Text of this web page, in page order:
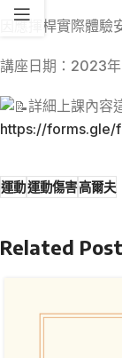
因應揮桿實際體驗
講座日期：2023
詳細上課內容
https://forms.gle/
運動運動傷害高爾夫
Related